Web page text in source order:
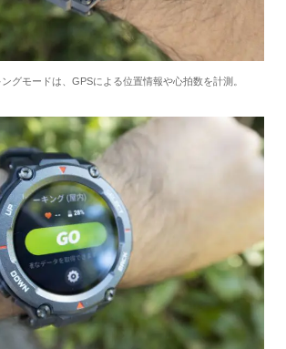
グモードは、GPSによる位置情報や心拍数を計測。